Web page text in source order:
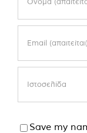
Save my